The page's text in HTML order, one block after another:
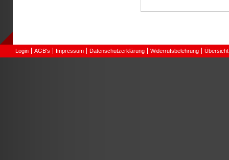
Login AGB's Impressum Datenschutzerklärung Widerrufsbelehrung